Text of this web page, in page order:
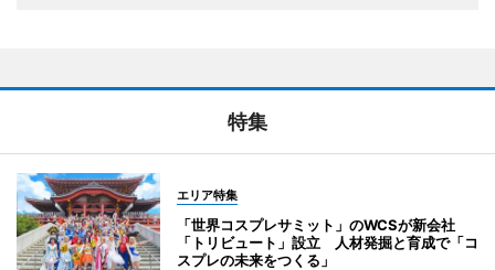
特集
エリア特集
「世界コスプレサミット」のWCSが新会社
「トリビュート」設立 人材発掘と育成で「コ
スプレの未来をつくる」